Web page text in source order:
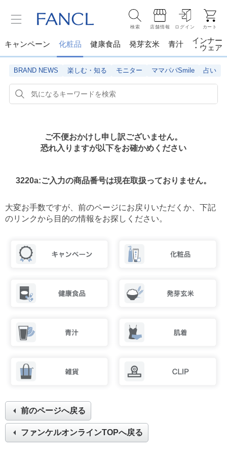
検索 店舗情報 ログイン カート
キャンペーン 化粧品 健康食品 発芽玄米 青汁
インナー
・ウェア
BRAND NEWS 楽しむ・知る モニター ママパパSmile 占い
ご不便おかけし申し訳ございません。
恐れ入りますが以下をお確かめください
3220a:ご入力の商品番号は現在取扱っておりません。
大変お手数ですが、前のページにお戻りいただくか、 下記
のリンクから目的の情報をお探しください。
前のページへ戻る
ファンケルオンラインTOPへ戻る